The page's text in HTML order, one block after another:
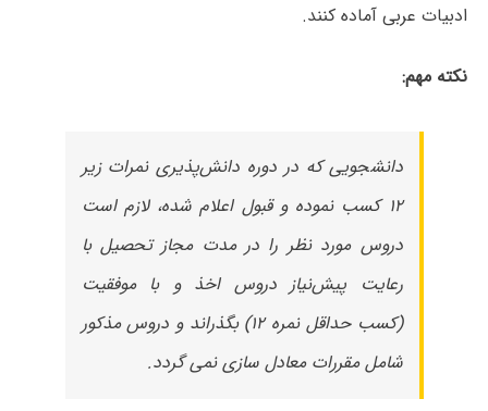
ادبیات عربی آماده کنند.
نکته مهم:
دانشجویی که در دوره دانش‌پذیری نمرات زیر
۱۲ کسب نموده و قبول اعلام شده، لازم است
دروس مورد نظر را در مدت مجاز تحصیل با
رعایت پیش‌نیاز دروس اخذ و با موفقیت
(کسب حداقل نمره ۱۲) بگذراند و دروس مذکور
شامل مقررات معادل سازی نمی گردد.